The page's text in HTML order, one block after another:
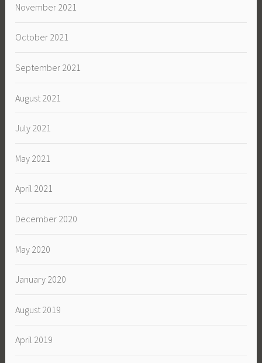
November 2021
October 2021
September 2021
August 2021
July 2021
May 2021
April 2021
December 2020
May 2020
January 2020
August 2019
April 2019